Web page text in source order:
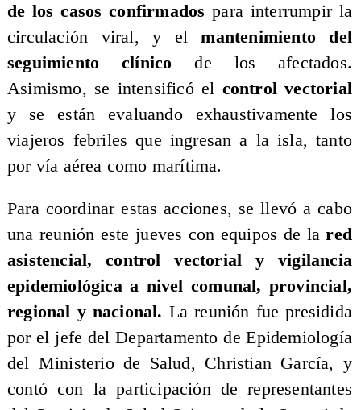
de los casos confirmados para interrumpir la
circulación viral, y elmantenimiento del
seguimiento clínico de los afectados.
Asimismo, se intensificó el control vectorial
y se están evaluando exhaustivamente los
viajeros febriles que ingresan a la isla, tanto
por vía aérea como marítima.
​Para coordinar estas acciones, se llevó a cabo
una reunión este jueves con equipos de lared
asistencial, control vectorial y vigilancia
epidemiológica a nivel comunal, provincial,
regional y nacional. La reunión fue presidida
por el jefe del Departamento de Epidemiología
del Ministerio de Salud, Christian García, y
contó con la participación de representantes